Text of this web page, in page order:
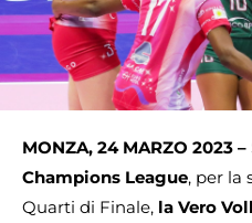
MONZA, 24 MARZO 2023 –
Champions League, per la
Quarti di Finale, la Vero